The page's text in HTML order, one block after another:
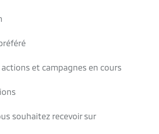
et campagnes en cours
souhaitez recevoir sur